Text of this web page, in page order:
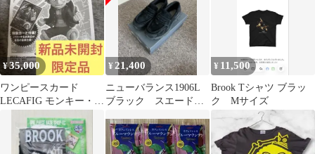
¥35,000
ワンピースカード
LECAFIG モンキー・
¥ 21,400
ニューバランス1906L
ブラック スエード
¥ 11,500
Brook Tシャツ ブラッ
ク Mサイズ